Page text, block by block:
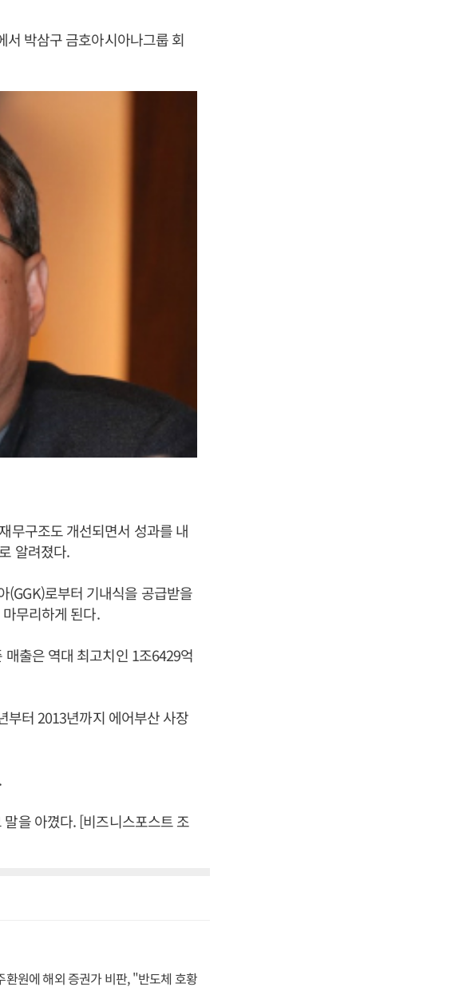
박삼구 금호아시아나그룹 회
무구조도 개선되면서 성과를 내
알려졌다.
(GGK)로부터 기내식을 공급받을
무리하게 된다.
출은 역대 최고치인 1조6429억
부터 2013년까지 에어부산 사장
을 아꼈다. [비즈니스포스트 조
원에 해외 증권가 비판, "반도체 호황